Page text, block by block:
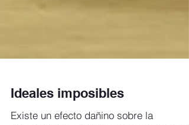
Ideales imposibles